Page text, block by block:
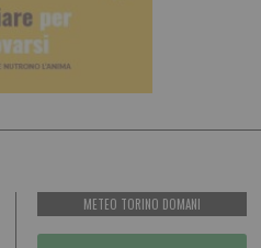
METEO TORINO DOMANI